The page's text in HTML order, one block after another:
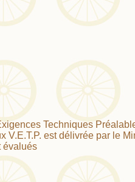
Techniques
V.E.T.P. est délivrée par le
évalués